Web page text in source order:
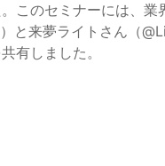
このセミナーには、
と来夢ライトさん（
有しました。